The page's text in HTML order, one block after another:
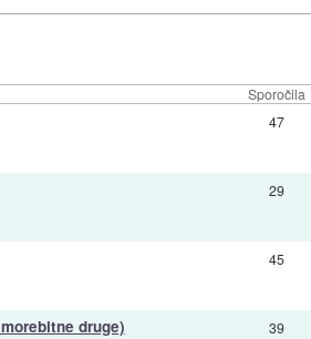
Sporočila
47
29
45
druge) 39